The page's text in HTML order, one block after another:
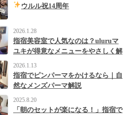
ウルル祝14周年
2026.1.28
指宿美容室で人気なのは？uluruマ
ユキが得意なメニューをやさしく解
2026.1.13
指宿でピンパーマをかけるなら｜自
然なメンズパーマ解説
2025.8.20
「朝のセットが楽になる！」指宿で